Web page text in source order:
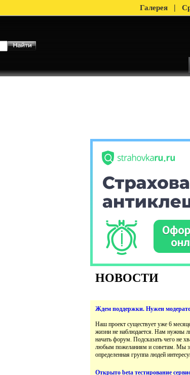
Галерея |
НОВОСТИ
Наш проект существует уже 6
жизни не наблюдается. Нам нужны
начать форум. Подсказать чего не
любым пожеланиям и советам. Мы
Открыто beta тестирование